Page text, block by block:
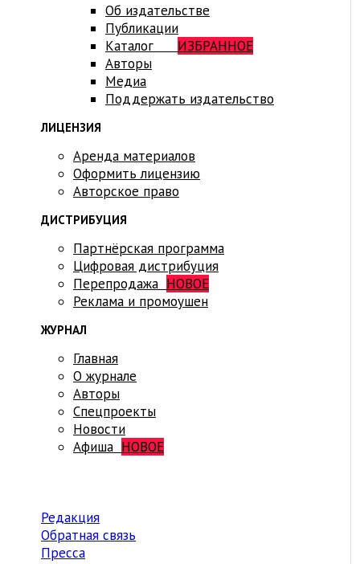
Об издательстве
Публикации
Каталог ИЗБРАННОЕ
Авторы
Медиа
Поддержать издательство
ЛИЦЕНЗИЯ
Аренда материалов
Оформить лицензию
Авторское право
ДИСТРИБУЦИЯ
Партнёрская программа
Цифровая дистрибуция
Перепродажа НОВОЕ
Реклама и промоушен
ЖУРНАЛ
Главная
О журнале
Авторы
Спецпроекты
Новости
Афиша НОВОЕ
Редакция
Обратная связь
Пресса